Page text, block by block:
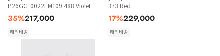
P26GGF0022EM109 488 Violet
35%217,000
해외배송
373 Red
17%229,000
해외배송